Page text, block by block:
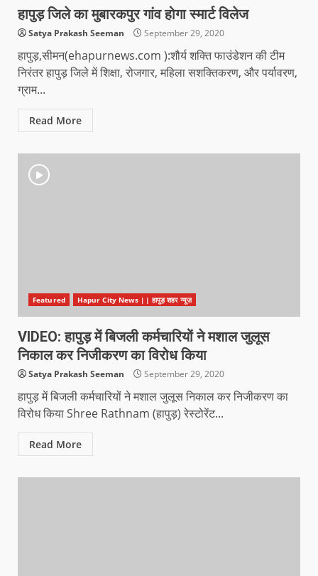
हापुड़ जिले का मुबारकपुर गांव होगा स्मार्ट विलेज
Satya Prakash Seeman September 29, 2020
हापुड़,सीमन(ehapurnews.com ):शौर्य शक्ति फाउंडेशन की टीम
निरंतर हापुड़ जिले में शिक्षा, रोजगार, महिला सशक्तिकरण, और पर्यावरण,
ग्राम...
Read More
Featured Hapur City News || हापुड़ शहर न्यूज़
VIDEO: हापुड़ में बिजली कर्मचारियों ने मशाल जुलूस
निकाल कर निजीकरण का विरोध किया
Satya Prakash Seeman September 29, 2020
हापुड़ में बिजली कर्मचारियों ने मशाल जुलूस निकाल कर निजीकरण का
विरोध किया Shree Rathnam (हापुड़) रेस्टोरेंट...
Read More